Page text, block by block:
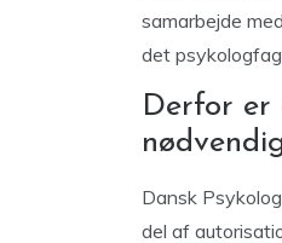
samarbejde
det
Derfor er
Dansk
del af